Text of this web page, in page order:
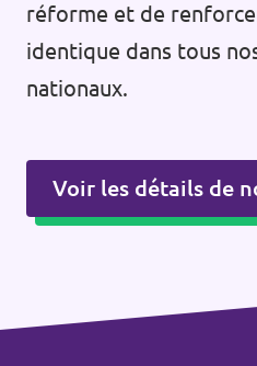
réforme et de
identique dans tous
nationaux.
Voir les détails de